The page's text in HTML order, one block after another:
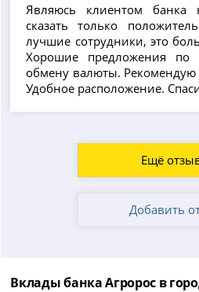
Являюсь клиентом банка
сказать только
лучшие сотрудники, это
Хорошие предложения по
обмену валюты.
Удобное расположение.
Ещё
Добавить
Вклады банка Агророс в